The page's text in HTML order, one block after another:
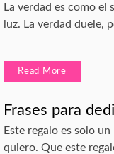
La verdad es como el
luz. La verdad duele,
Read More
Frases para
Este regalo es solo
quiero. Que este